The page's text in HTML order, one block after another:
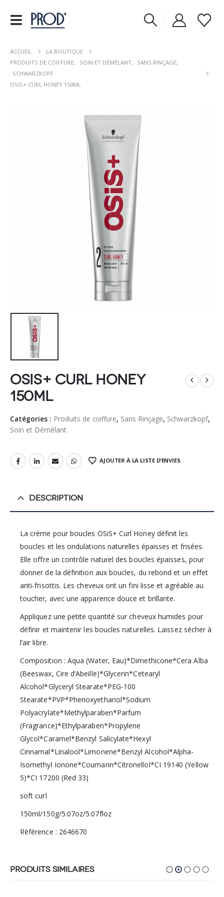
ACCUEIL
LA BOUTIQUE
PRODUITS DE COIFFURE, SOIN ET DÉMÉLANT, SANS RINÇAGE,
SCHWARZKOPF
OSIS+ CURL HONEY 150ML
OSiS+ Curl Honey
150ml
Catégories : Produits de coiffure, Sans Rinçage, Schwarzkopf,
Soin et Démélant
AJOUTER À LA LISTE D’ENVIES
DESCRIPTION
La crème pour boucles OSiS+ Curl Honey définit les
boucles et les ondulations naturelles épaisses et frisées.
Elle offre un contrôle naturel des boucles épaisses, pour
donner de la définition aux boucles, du rebond et un effet
anti-frisottis. Les cheveux ont un fini lisse et agréable au
toucher, avec une apparence douce et brillante.
Appliquez une petite quantité sur cheveux humides pour
définir et maintenir les boucles naturelles. Laissez sécher à
l’air libre.
Composition : Aqua (Water, Eau)*Dimethicone*Cera Alba
(Beeswax, Cire d’Abeille)*Glycerin*Cetearyl
Alcohol*Glyceryl Stearate*PEG-100
Stearate*PVP*Phenoxyethanol*Sodium
Polyacrylate*Methylparaben*Parfum
(Fragrance)*Ethylparaben*Propylene
Glycol*Caramel*Benzyl Salicylate*Hexyl
Cinnamal*Linalool*Limonene*Benzyl Alcohol*Alpha-
Isomethyl Ionone*Coumarin*Citronellol*CI 19140 (Yellow
5)*CI 17200 (Red 33)
soft curl
150ml/150g/5.07oz/5.07floz
Référence : 2646670
PRODUITS SIMILAIRES